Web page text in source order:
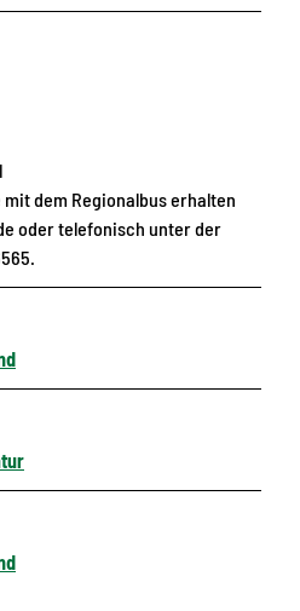
dem Regionalbus erhalten
oder telefonisch unter der